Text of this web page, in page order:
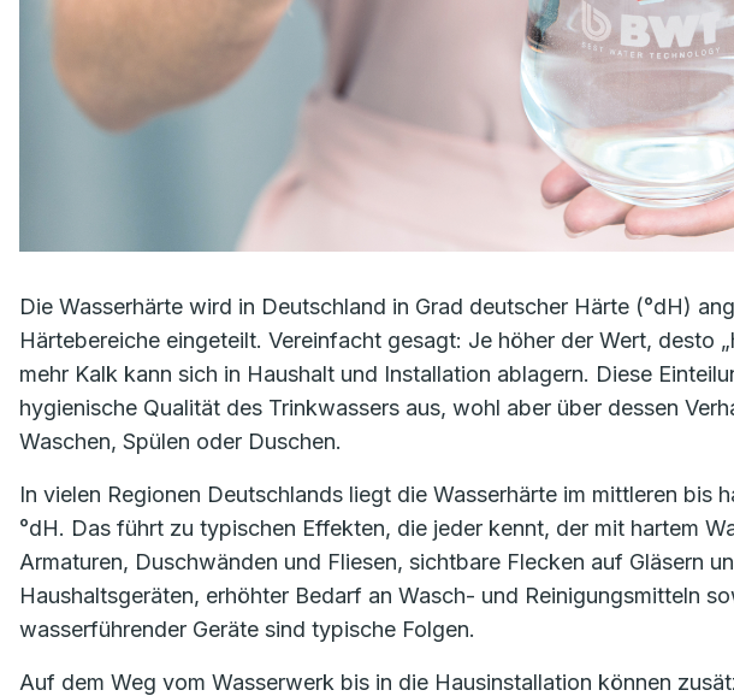
Die Wasserhärte wird in Deutschland in Grad deutscher Härte (°dH)
Härtebereiche eingeteilt. Vereinfacht gesagt: Je höher der Wert, desto
mehr Kalk kann sich in Haushalt und Installation ablagern. Diese
hygienische Qualität des Trinkwassers aus, wohl aber über dessen
Waschen, Spülen oder Duschen.
In vielen Regionen Deutschlands liegt die Wasserhärte im mittleren bis
°dH. Das führt zu typischen Effekten, die jeder kennt, der mit hartem
Armaturen, Duschwänden und Fliesen, sichtbare Flecken auf Gläsern
Haushaltsgeräten, erhöhter Bedarf an Wasch- und Reinigungsmitteln
wasserführender Geräte sind typische Folgen.
Auf dem Weg vom Wasserwerk bis in die Hausinstallation können